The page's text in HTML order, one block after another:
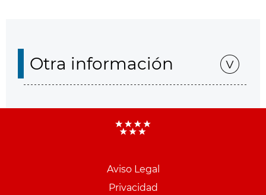
Otra información
Aviso Legal
Privacidad